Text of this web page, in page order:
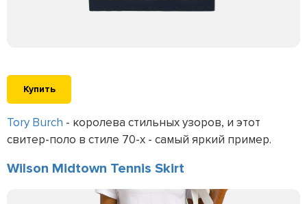
Купить
Tory Burch - королева стильных узоров, и этот
свитер-поло в стиле 70-х - самый яркий пример.
Wilson Midtown Tennis Skirt